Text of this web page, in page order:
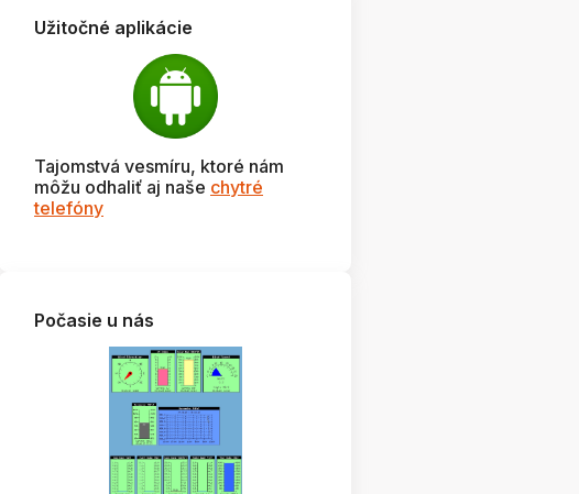
Užitočné aplikácie
Tajomstvá vesmíru, ktoré nám
môžu odhaliť aj naše chytré
telefóny
Počasie u nás